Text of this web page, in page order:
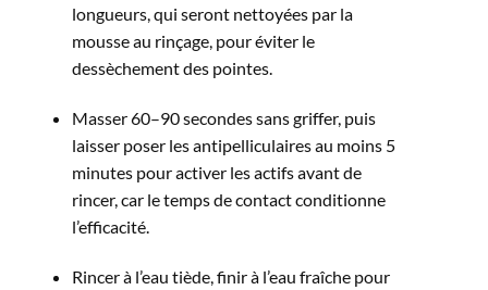
longueurs, qui seront nettoyées par la
mousse au rinçage, pour éviter le
dessèchement des pointes.​
Masser 60–90 secondes sans griffer, puis
laisser poser les antipelliculaires au moins 5
minutes pour activer les actifs avant de
rincer, car le temps de contact conditionne
l’efficacité.​
Rincer à l’eau tiède, finir à l’eau fraîche pour